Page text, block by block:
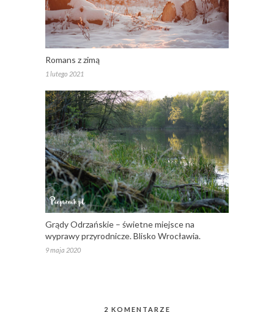
Romans z zimą
1 lutego 2021
Grądy Odrzańskie – świetne miejsce na
wyprawy przyrodnicze. Blisko Wrocławia.
9 maja 2020
2 KOMENTARZE